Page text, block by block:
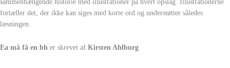
sammenhængende historie med illustrationer på hvert opslag. Illustrationerne
fortæller det, der ikke kan siges med korte ord og understøtter således
læsningen.
Ea må få en bh er skrevet af Kirsten Ahlburg